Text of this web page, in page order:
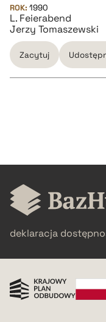
ROK: 1990
L. Feierabend
Jerzy Tomaszewski
Zacytuj
BIBTEX
deklaracja